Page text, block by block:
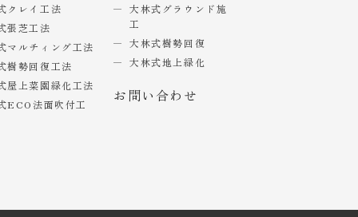
クレイ工法
張芝工法
マルチィング工法
樹勢回復工法
屋上菜園緑化工法
ECO法面吹付工
大林式グラウンド施
工
大林式樹勢回復
大林式地上緑化
お問い合わせ